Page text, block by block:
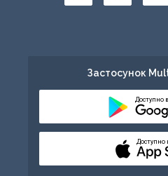
Застосунок
Доступно в
Доступно